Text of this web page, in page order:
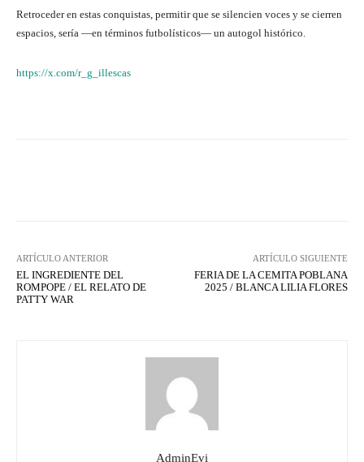
Retroceder en estas conquistas, permitir que se silencien voces y se cierren
espacios, sería —en términos futbolísticos— un autogol histórico.
https://x.com/r_g_illescas
ARTÍCULO ANTERIOR
EL INGREDIENTE DEL
ROMPOPE / EL RELATO DE
PATTY WAR
ARTÍCULO SIGUIENTE
FERIA DE LA CEMITA POBLANA
2025 / BLANCA LILIA FLORES
AdminEvi